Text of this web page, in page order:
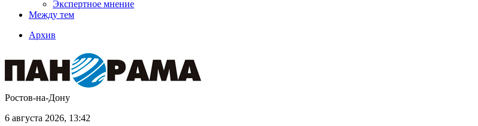
Экспертное мнение
Между тем
Архив
Ростов-на-Дону
6 августа 2026, 13:42